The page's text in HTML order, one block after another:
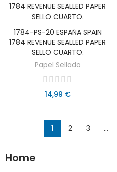
AÑADIR AL CARRITO
1784-PS-20 ESPAÑA SPAIN
1784 REVENUE SEALLED PAPER
SELLO CUARTO.
Papel Sellado
14,99 €
1 2 3 …
Home